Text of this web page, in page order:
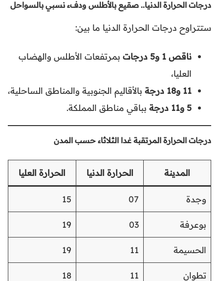
درجات الحرارة الدنيا.. صقيع بالأطلس ودفء نسبي بالسواحل
ستتراوح درجات الحرارة الدنيا ما بين:
ناقص 1 و5 درجات
بمرتفعات الأطلس والهضاب
العليا،
11 و18 درجة
بالأقاليم الجنوبية والمناطق الساحلية،
5 و11 درجة
بباقي مناطق المملكة.
درجات الحرارة المرتقبة غدا الثلاثاء حسب المدن
المدينة الحرارة الدنيا الحرارة العليا
وجدة 07
15
بوعرفة 03
19
الحسيمة 11
19
تطوان 11
18